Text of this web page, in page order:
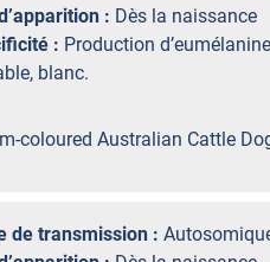
: Dès la naissance
: Production
blanc.
coloured Australian Cattle
de transmission :